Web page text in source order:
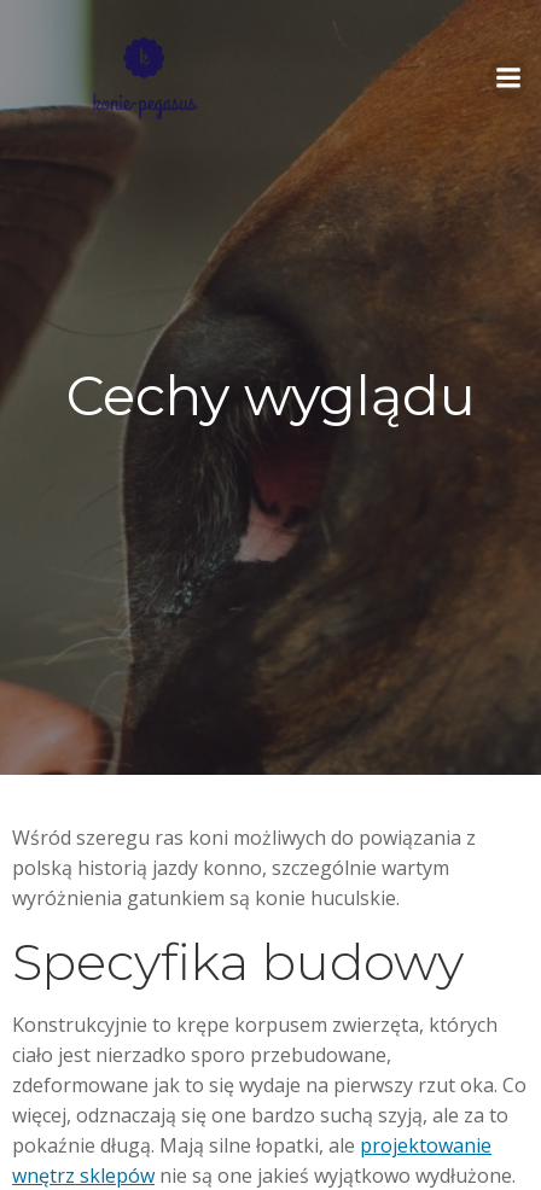
Cechy wyglądu
Wśród szeregu ras koni możliwych do powiązania z
polską historią jazdy konno, szczególnie wartym
wyróżnienia gatunkiem są konie huculskie.
Specyfika budowy
Konstrukcyjnie to krępe korpusem zwierzęta, których
ciało jest nierzadko sporo przebudowane,
zdeformowane jak to się wydaje na pierwszy rzut oka. Co
więcej, odznaczają się one bardzo suchą szyją, ale za to
pokaźnie długą. Mają silne łopatki, ale projektowanie
wnętrz sklepów nie są one jakieś wyjątkowo wydłużone.